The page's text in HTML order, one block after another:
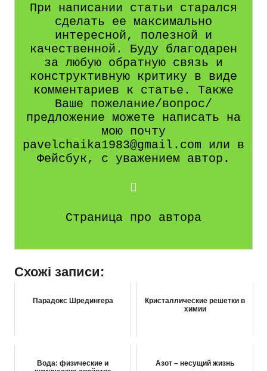
При написании статьи старался
сделать ее максимально
интересной, полезной и
качественной. Буду благодарен
за любую обратную связь и
конструктивную критику в виде
комментариев к статье. Также
Ваше пожелание/вопрос/
предложение можете написать на
мою почту
pavelchaika1983@gmail.com или в
Фейсбук, с уважением автор.
Страница про автора
Схожі записи:
Парадокс Шредингера
Кристаллические решетки в
химии
Вода: физические и
Азот – несущий жизнь